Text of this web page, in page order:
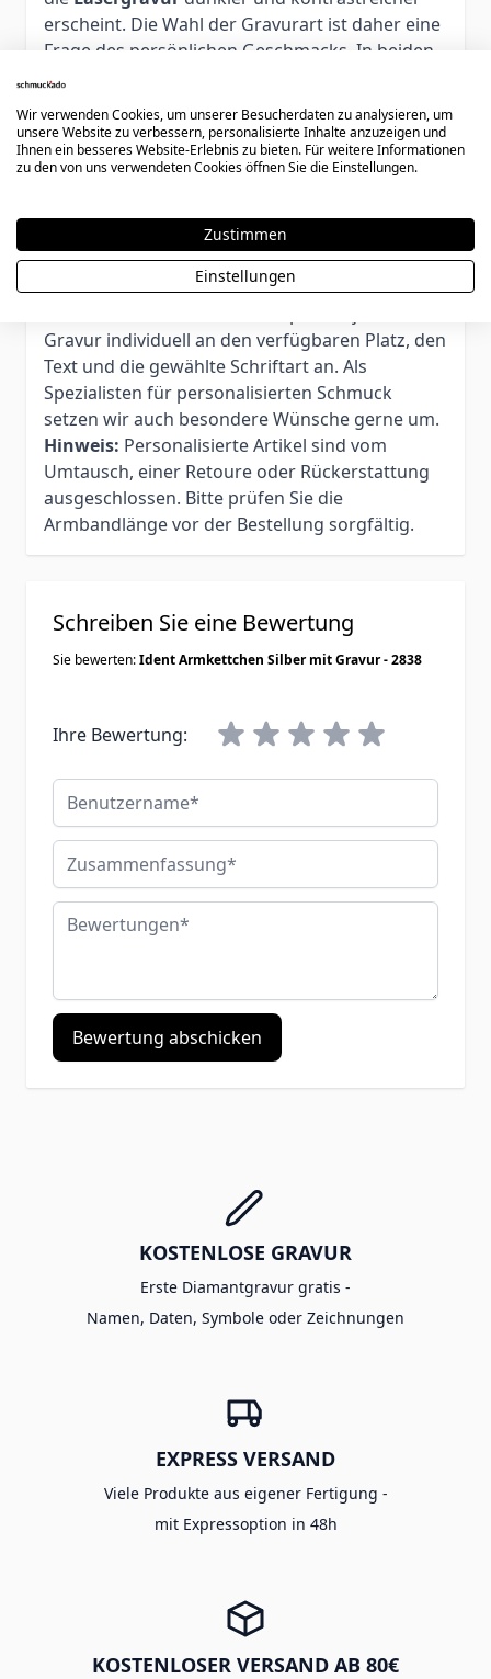
erscheint. Die Wahl der Gravurart ist daher eine
Frage des persönlichen Geschmacks. In beiden
Fällen handelt es sich um professionelle
Gravurtechniken mit hochpräzisen
Graviermaschinen.
Alle Sprachen und Alphabete möglich
Individuelle Platzierung durch erfahrene
Optimiert nach Fläche, Text und Schriftart
Logos, Symbole und individuelle Gravuren
möglich
Gravur individuell an den verfügbaren Platz, den
Text und die gewählte Schriftart an. Als
Spezialisten für personalisierten Schmuck
setzen wir auch besondere Wünsche gerne um.
Hinweis: Personalisierte Artikel sind vom
Umtausch, einer Retoure oder Rückerstattung
ausgeschlossen. Bitte prüfen Sie die
Armbandlänge vor der Bestellung sorgfältig.
Schreiben Sie eine Bewertung
Sie bewerten:Ident Armkettchen Silber mit Gravur - 2838
Ihre Bewertung:
Benutzername
Zusammenfassung
Bewertungen
Bewertung abschicken
KOSTENLOSE GRAVUR
Erste Diamantgravur gratis -
Namen, Daten, Symbole oder Zeichnungen
EXPRESS VERSAND
Viele Produkte aus eigener Fertigung -
mit Expressoption in 48h
KOSTENLOSER VERSAND AB 80€
Wir verwenden Cookies, um unserer Besucherdaten zu analysieren, um
unsere Website zu verbessern, personalisierte Inhalte anzuzeigen und
Ihnen ein besseres Website-Erlebnis zu bieten. Für weitere Informationen
zu den von uns verwendeten Cookies öffnen Sie die Einstellungen.
Zustimmen
Einstellungen